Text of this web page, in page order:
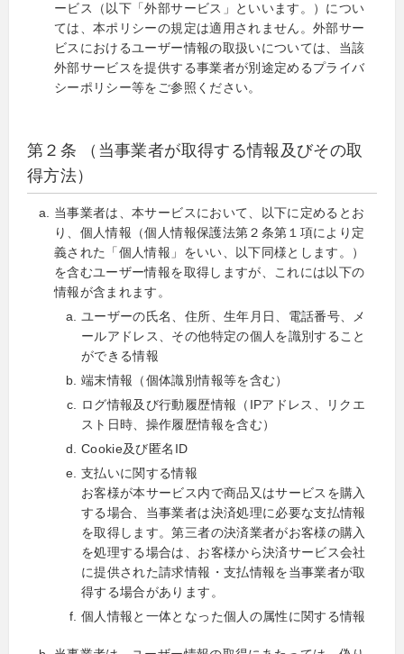
ービス（以下「外部サービス」といいます。）につい
ては、本ポリシーの規定は適用されません。外部サー
ビスにおけるユーザー情報の取扱いについては、当該
外部サービスを提供する事業者が別途定めるプライバ
シーポリシー等をご参照ください。
第２条 （当事業者が取得する情報及びその取
得方法）
当事業者は、本サービスにおいて、以下に定めるとお
り、個人情報（個人情報保護法第２条第１項により定
義された「個人情報」をいい、以下同様とします。）
を含むユーザー情報を取得しますが、これには以下の
情報が含まれます。
ユーザーの氏名、住所、生年月日、電話番号、メ
ールアドレス、その他特定の個人を識別すること
ができる情報
端末情報（個体識別情報等を含む）
ログ情報及び行動履歴情報（IPアドレス、リクエ
スト日時、操作履歴情報を含む）
Cookie及び匿名ID
支払いに関する情報
お客様が本サービス内で商品又はサービスを購入
する場合、当事業者は決済処理に必要な支払情報
を取得します。第三者の決済業者がお客様の購入
を処理する場合は、お客様から決済サービス会社
に提供された請求情報・支払情報を当事業者が取
得する場合があります。
個人情報と一体となった個人の属性に関する情報